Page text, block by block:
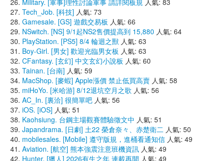
Military. [軍事]理性討論軍事 請詳閱板規 人氣: 83
Tech_Job. [科技] 人氣: 73
Gamesale. [GS] 遊戲交易板 人氣: 66
NSwitch. [NS] 9/1起NS2售價提高到 15,880 人氣: 64
PlayStation. [PS5] 8/4 輪迴之獸 人氣: 63
Boy-Girl. [男女] 歡迎光臨男女板 人氣: 63
CFantasy. [玄幻] 中文玄幻小說板 人氣: 60
Tainan. [台南] 人氣: 59
MacShop. [麥蝦] Apple漲價 禁止低買高賣 人氣: 58
miHoYo. [米哈游] 8/12退坑空月之歌 人氣: 56
AC_In. [裏洽] 很簡單吧 人氣: 56
iOS. [iOS] 人氣: 51
Kaohsiung. 台鋼主場觀賽體驗徵文中 人氣: 51
Japandrama. [日劇] 土22 榮倉奈々、赤楚衛二 人氣: 50
mobilesales. [Mobile] 遵守版規，進桶看通知信 人氣: 49
Aviation. [航空] 熊本強震注意班機資訊 人氣: 49
Hunter. [獵人] 2026有生之年 連載再開 人氣: 49